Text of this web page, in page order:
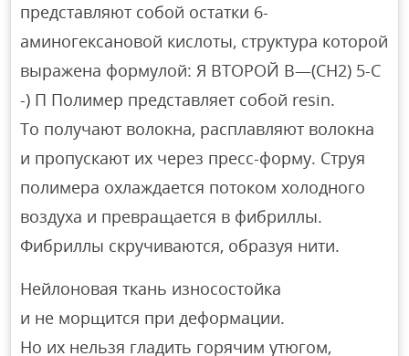
представляют собой остатки 6-
аминогексановой кислоты, структура которой
выражена формулой: Я ВТОРОЙ В—(СН2) 5-С
-) П Полимер представляет собой resin.
To получают волокна, расплавляют волокна
и пропускают их через пресс-форму. Струя
полимера охлаждается потоком холодного
воздуха и превращается в фибриллы.
Фибриллы скручиваются, образуя нити.
Нейлоновая ткань износостойка
и не морщится при деформации.
Но их нельзя гладить горячим утюгом,